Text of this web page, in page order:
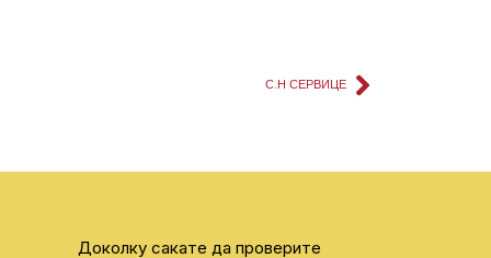
С.Н СЕРВИЦЕ
Доколку сакате да проверите